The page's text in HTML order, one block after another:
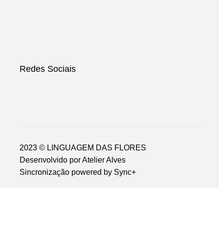
Redes Sociais
2023 © LINGUAGEM DAS FLORES
Desenvolvido porAtelier Alves
Sincronização powered by Sync+